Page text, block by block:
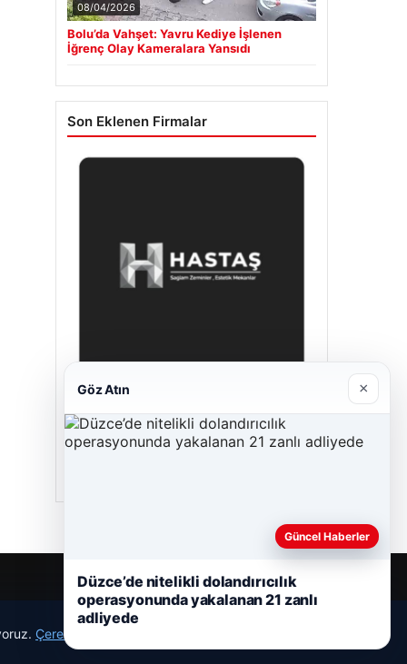
08/04/2026
Bolu’da Vahşet: Yavru Kediye İşlenen
İğrenç Olay Kameralara Yansıdı
Son Eklenen Firmalar
Hastaş Beton
05/26/2026
Çerez Politikamız
Göz Atın ×
Güncel Haberler
Düzce’de nitelikli dolandırıcılık
operasyonunda yakalanan 21 zanlı
adliyede